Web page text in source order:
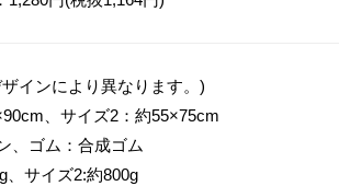
インにより異なります。)
、サイズ2：約55×75cm
、ゴム：合成ゴム
、サイズ2:約800g